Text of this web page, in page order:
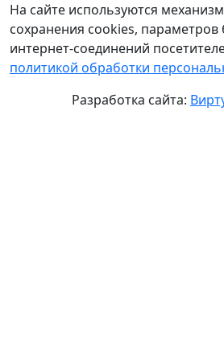
На сайте используются
сохранения cookies, параметров
интернет-соединений
политикой обработки
Разработка сайта: